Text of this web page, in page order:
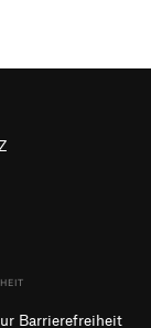
Barrierefreiheit